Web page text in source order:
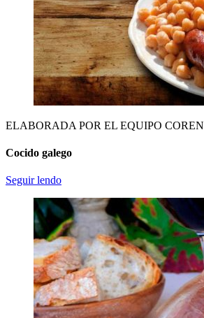
ELABORADA POR EL EQUIPO COREN
Cocido galego
Seguir lendo